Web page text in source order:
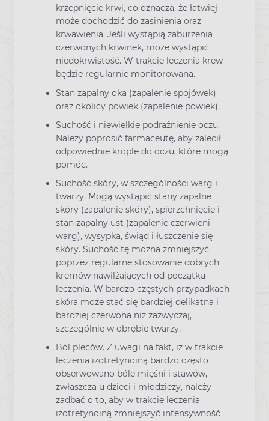
krzepnięcie krwi, co oznacza, że łatwiej
może dochodzić do zasinienia oraz
krwawienia. Jeśli wystąpią zaburzenia
czerwonych krwinek, może wystąpić
niedokrwistość. W trakcie leczenia krew
będzie regularnie monitorowana.
Stan zapalny oka (zapalenie spojówek)
oraz okolicy powiek (zapalenie powiek).
Suchość i niewielkie podrażnienie oczu.
Należy poprosić farmaceutę, aby zalecił
odpowiednie krople do oczu, które mogą
pomóc.
Suchość skóry, w szczególności warg i
twarzy. Mogą wystąpić stany zapalne
skóry (zapalenie skóry), spierzchnięcie i
stan zapalny ust (zapalenie czerwieni
warg), wysypka, świąd i łuszczenie się
skóry. Suchość tę można zmniejszyć
poprzez regularne stosowanie dobrych
kremów nawilżających od początku
leczenia. W bardzo częstych przypadkach
skóra może stać się bardziej delikatna i
bardziej czerwona niż zazwyczaj,
szczególnie w obrębie twarzy.
Ból pleców. Z uwagi na fakt, iż w trakcie
leczenia izotretynoiną bardzo często
obserwowano bóle mięśni i stawów,
zwłaszcza u dzieci i młodzieży, należy
zadbać o to, aby w trakcie leczenia
izotretynoiną zmniejszyć intensywność